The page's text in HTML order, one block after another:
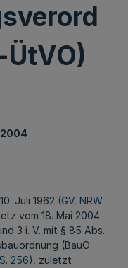
ÜtVO)
Juli 1962 (GV. NRW.
vom 18. Mai 2004
3 i. V. mit § 85 Abs.
(BauO
256), zuletzt